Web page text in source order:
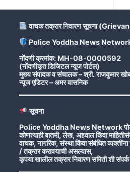
वाचक तक्रार निवारण सूचना
Police Yoddha News
नोंदणी क्रमांक: MH-08-0000592
(नोंदणीकृत डिजिटल न्यूज पोर्टल)
मुख्य संपादक व संचालक – श्री. राजकुमार
न्यूज एडिटर – अमर वासनिक
सूचना
Police Yoddha News Network
कोणत्याही बातमी, लेख, अहवाल किंवा
वाचक, नागरिक, संस्था किंवा संबंधित
/ तक्रार करावयाची असल्यास,
कृपया खालील तक्रार निवारण समिती शी संपर्क